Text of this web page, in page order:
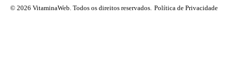
© 2026 VitaminaWeb. Todos os direitos reservados. Política de Privacidade